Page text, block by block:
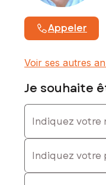
Appeler
Voir ses autres
Je souhaite
Indiquez votre nom
Indiquez votre
E-mail